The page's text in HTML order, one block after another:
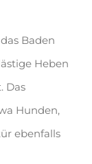
Baden
Heben
Das
Hunden,
ebenfalls